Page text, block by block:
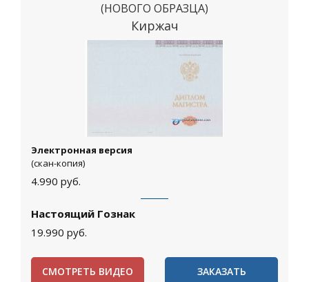
(НОВОГО ОБРАЗЦА)
Киржач
Электронная версия
(скан-копия)
4.990 руб.
Настоящий Гознак
19.990 руб.
СМОТРЕТЬ ВИДЕО ЗАКАЗАТЬ